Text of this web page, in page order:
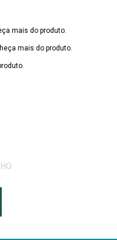
mais do produto.
mais do produto.